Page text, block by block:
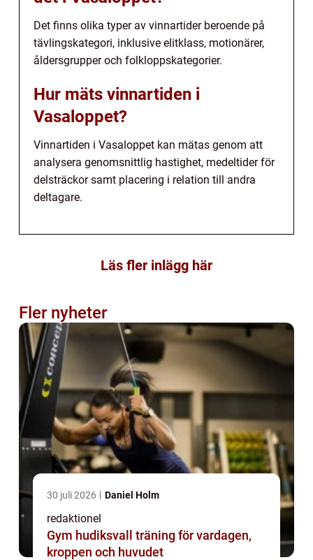
Det finns olika typer av vinnartider beroende på
tävlingskategori, inklusive elitklass, motionärer,
åldersgrupper och folkloppskategorier.
Hur mäts vinnartiden i
Vasaloppet?
Vinnartiden i Vasaloppet kan mätas genom att
analysera genomsnittlig hastighet, medeltider för
delsträckor samt placering i relation till andra
deltagare.
Läs fler inlägg här
Fler nyheter
30 juli 2026 Daniel Holm
redaktionel
Gym hudiksvall träning för vardagen,
kroppen och huvudet